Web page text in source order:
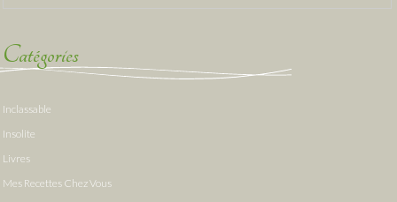
Catégories
Inclassable
Insolite
Livres
Mes Recettes Chez Vous